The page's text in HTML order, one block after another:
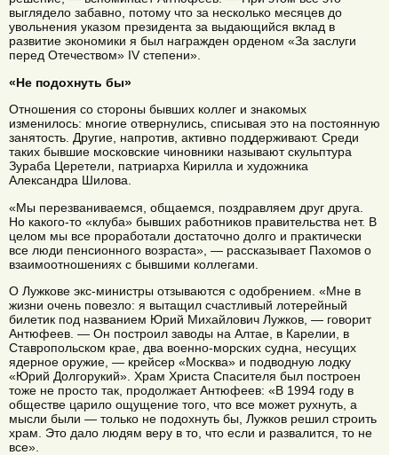
выглядело забавно, потому что за несколько месяцев до
увольнения указом президента за выдающийся вклад в
развитие экономики я был награжден орденом «За заслуги
перед Отечеством» IV степени».
«Не подохнуть бы»
Отношения со стороны бывших коллег и знакомых
изменилось: многие отвернулись, списывая это на постоянную
занятость. Другие, напротив, активно поддерживают. Среди
таких бывшие московские чиновники называют скульптура
Зураба Церетели, патриарха Кирилла и художника
Александра Шилова.
«Мы перезваниваемся, общаемся, поздравляем друг друга.
Но какого-то «клуба» бывших работников правительства нет. В
целом мы все проработали достаточно долго и практически
все люди пенсионного возраста», — рассказывает Пахомов о
взаимоотношениях с бывшими коллегами.
О Лужкове экс-министры отзываются с одобрением. «Мне в
жизни очень повезло: я вытащил счастливый лотерейный
билетик под названием Юрий Михайлович Лужков, — говорит
Антюфеев. — Он построил заводы на Алтае, в Карелии, в
Ставропольском крае, два военно-морских судна, несущих
ядерное оружие, — крейсер «Москва» и подводную лодку
«Юрий Долгорукий». Храм Христа Спасителя был построен
тоже не просто так, продолжает Антюфеев: «В 1994 году в
обществе царило ощущение того, что все может рухнуть, а
мысли были — только не подохнуть бы, Лужков решил строить
храм. Это дало людям веру в то, что если и развалится, то не
все».